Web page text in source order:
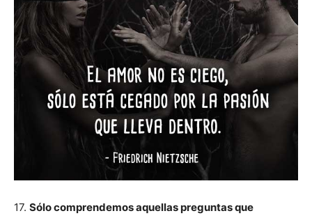
17. Sólo comprendemos aquellas preguntas que